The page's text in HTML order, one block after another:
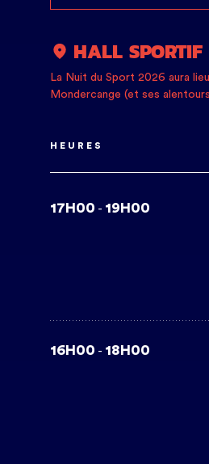
HALL
La Nuit du Sport 2026 aura
Mondercange (et ses
HEURES
17H00 - 19H00
16H00 - 18H00